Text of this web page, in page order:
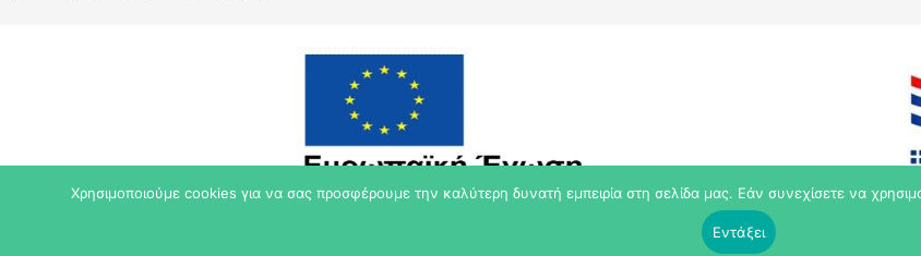
Χρησιμοποιούμε cookies για να σας προσφέρουμε την καλύτερη δυνατή εμπειρία στη σελίδα μας. Εάν συνεχίσετε να
Εντάξει